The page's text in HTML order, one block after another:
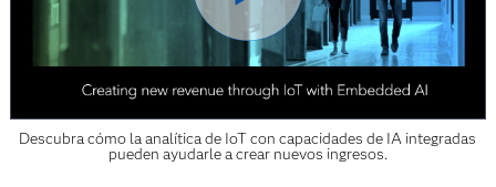
Descubra cómo la analítica de IoT con capacidades de IA integradas
pueden ayudarle a crear nuevos ingresos.